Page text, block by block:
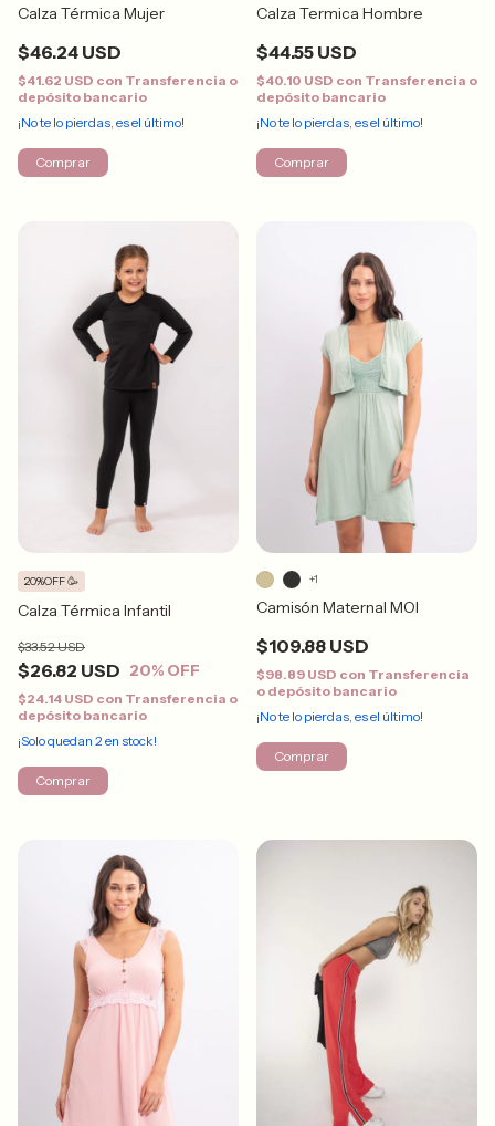
Calza Térmica Mujer
$46.24 USD
$41.62 USD con Transferencia o
depósito bancario
¡No te lo pierdas, es el último!
Comprar
Calza Termica Hombre
$44.55 USD
$40.10 USD con Transferencia o
depósito bancario
¡No te lo pierdas, es el último!
Comprar
Calza Térmica Infantil
$26.82 USD
$33.52 USD
20% OFF
20%OFF 🥳
$24.14 USD con Transferencia o
depósito bancario
¡Solo quedan 2 en stock!
Comprar
Camisón Maternal MOI
$109.88 USD
$98.89 USD con Transferencia
o depósito bancario
¡No te lo pierdas, es el último!
+1
Comprar